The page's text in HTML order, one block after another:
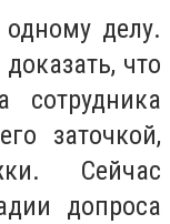
делу.
что
заточкой,
Сейчас
допроса